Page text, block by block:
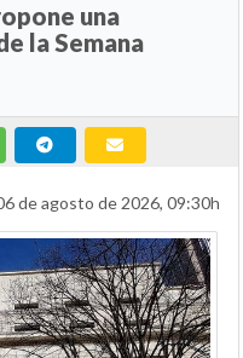
una
la Semana
de agosto de 2026, 09:30h